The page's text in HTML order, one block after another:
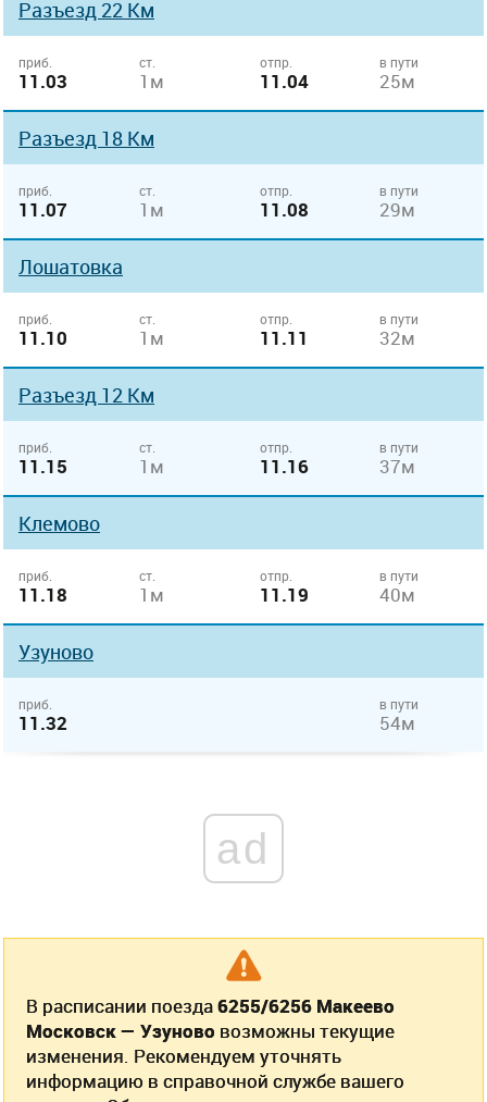
Разъезд 22 Км
приб.
11.03
ст.
1м
отпр.
11.04
в пути
25м
Разъезд 18 Км
приб.
11.07
ст.
1м
отпр.
11.08
в пути
29м
Лошатовка
приб.
11.10
ст.
1м
отпр.
11.11
в пути
32м
Разъезд 12 Км
приб.
11.15
ст.
1м
отпр.
11.16
в пути
37м
Клемово
приб.
11.18
ст.
1м
отпр.
11.19
в пути
40м
Узуново
приб.
11.32
в пути
54м
ad
В расписании поезда6255/6256 Макеево
Московск — Узуново возможны текущие
изменения. Рекомендуем уточнять
информацию в справочной службе вашего